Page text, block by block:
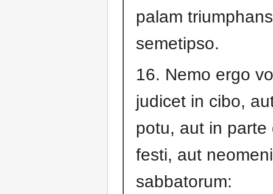
palam
semetipso.
16. Nemo ergo
judicet in cibo,
potu, aut in parte
festi, aut
sabbatorum: